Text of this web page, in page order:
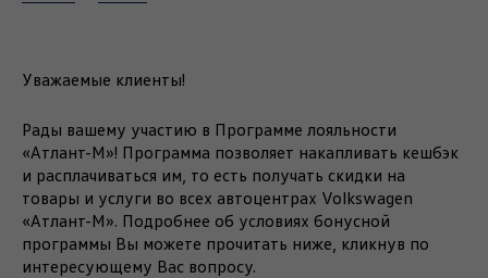
Уважаемые клиенты!
Рады вашему участию в Программе лояльности
«Атлант-М»! Программа позволяет накапливать кешбэк
и расплачиваться им, то есть получать скидки на
товары и услуги во всех автоцентрах Volkswagen
«Атлант-М». Подробнее об условиях бонусной
программы Вы можете прочитать ниже, кликнув по
интересующему Вас вопросу.